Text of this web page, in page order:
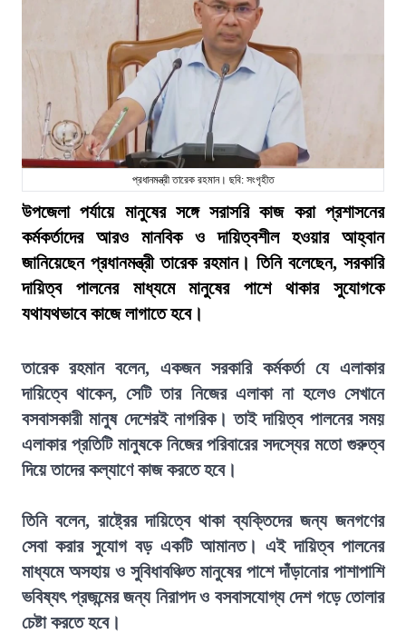
প্রধানমন্ত্রী তারেক রহমান। ছবি: সংগৃহীত
উপজেলা পর্যায়ে মানুষের সঙ্গে সরাসরি কাজ করা প্রশাসনের
কর্মকর্তাদের আরও মানবিক ও দায়িত্বশীল হওয়ার আহ্বান
জানিয়েছেন প্রধানমন্ত্রী তারেক রহমান। তিনি বলেছেন, সরকারি
দায়িত্ব পালনের মাধ্যমে মানুষের পাশে থাকার সুযোগকে
যথাযথভাবে কাজে লাগাতে হবে।
তারেক রহমান বলেন, একজন সরকারি কর্মকর্তা যে এলাকার
দায়িত্বে থাকেন, সেটি তার নিজের এলাকা না হলেও সেখানে
বসবাসকারী মানুষ দেশেরই নাগরিক। তাই দায়িত্ব পালনের সময়
এলাকার প্রতিটি মানুষকে নিজের পরিবারের সদস্যের মতো গুরুত্ব
দিয়ে তাদের কল্যাণে কাজ করতে হবে।
তিনি বলেন, রাষ্ট্রের দায়িত্বে থাকা ব্যক্তিদের জন্য জনগণের
সেবা করার সুযোগ বড় একটি আমানত। এই দায়িত্ব পালনের
মাধ্যমে অসহায় ও সুবিধাবঞ্চিত মানুষের পাশে দাঁড়ানোর পাশাপাশি
ভবিষ্যৎ প্রজন্মের জন্য নিরাপদ ও বসবাসযোগ্য দেশ গড়ে তোলার
চেষ্টা করতে হবে।